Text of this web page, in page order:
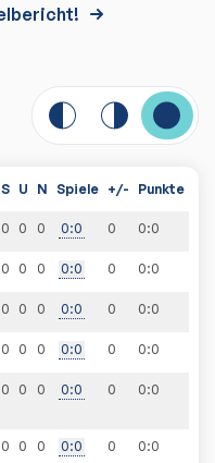
S U N Spiele +/- Punkte
0 0 0 0:0 0 0:0
0 0 0 0:0 0 0:0
0 0 0 0:0 0 0:0
0 0 0 0:0 0 0:0
0 0 0 0:0 0 0:0
0 0 0 0:0 0 0:0